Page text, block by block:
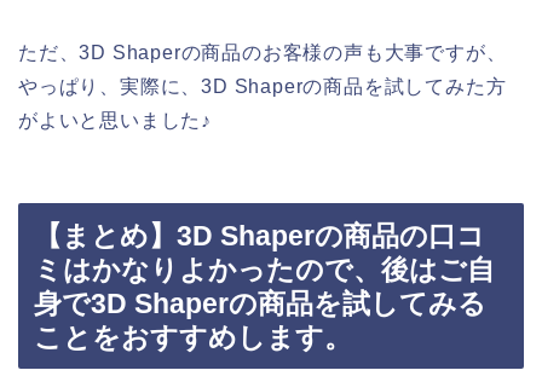
ただ、3D Shaperの商品のお客様の声も大事ですが、
やっぱり、実際に、3D Shaperの商品を試してみた方
がよいと思いました♪
【まとめ】3D Shaperの商品の口コ
ミはかなりよかったので、後はご自
身で3D Shaperの商品を試してみる
ことをおすすめします。